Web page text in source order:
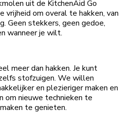
uit de KitchenAid Go
vrijheid om overal te hakken, van
Geen stekkers, geen gedoe,
wanneer je wilt.
meer dan hakken. Je kunt
stofzuigen. We willen
en plezieriger maken en
om nieuwe technieken te
te genieten.